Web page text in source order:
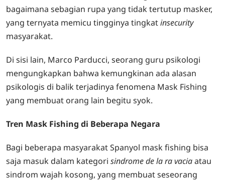
bagaimana sebagian rupa yang tidak tertutup masker,
yang ternyata memicu tingginya tingkatinsecurity
masyarakat.
Di sisi lain, Marco Parducci, seorang guru psikologi
mengungkapkan bahwa kemungkinan ada alasan
psikologis di balik terjadinya fenomena Mask Fishing
yang membuat orang lain begitu syok.
Tren Mask Fishing di Beberapa Negara
Bagi beberapa masyarakat Spanyol mask fishing bisa
saja masuk dalam kategori sindrome de la ra vaciaatau
sindrom wajah kosong, yang membuat seseorang